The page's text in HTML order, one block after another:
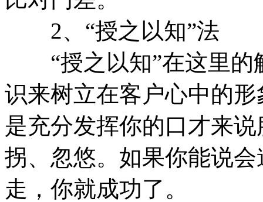
2、“授之以知”法
“授之以知”在这里的
识来树立在客户心中的
是充分发挥你的口才来
拐、忽悠。如果你能说
走，你就成功了。